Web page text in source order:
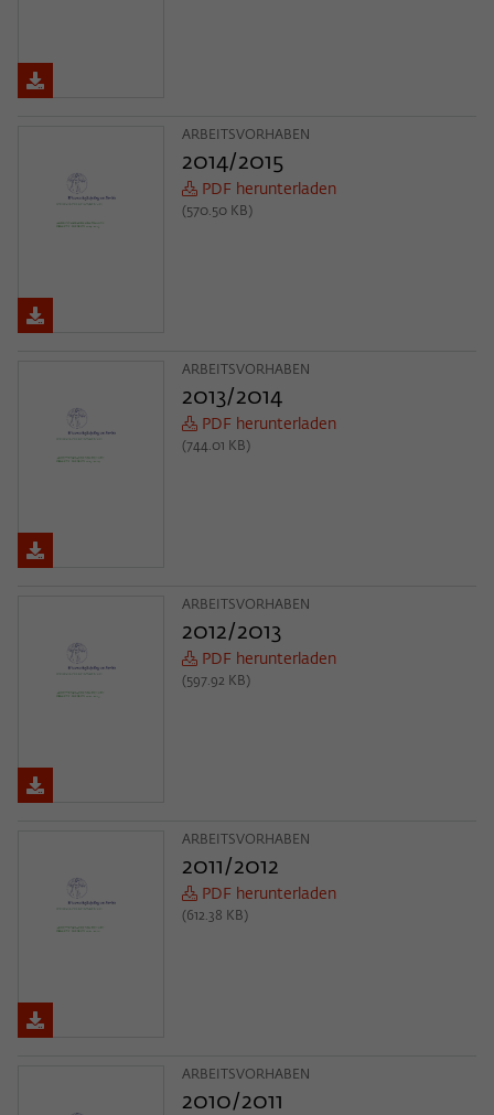
ARBEITSVORHABEN
2014/2015
PDF herunterladen
(570.50 KB)
ARBEITSVORHABEN
2013/2014
PDF herunterladen
(744.01 KB)
ARBEITSVORHABEN
2012/2013
PDF herunterladen
(597.92 KB)
ARBEITSVORHABEN
2011/2012
PDF herunterladen
(612.38 KB)
ARBEITSVORHABEN
2010/2011